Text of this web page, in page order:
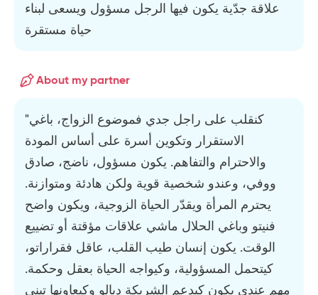
علاقة جدّية يكون فيها الرجل مسؤول ويسعى لبناء
حياة مستقرة
About my partner
"كنقلب على راجل جدي فموضوع الزواج، باغي
الاستقرار وتكوين أسرة على أساس المودة
والاحترام والتفاهم. يكون مسؤول، ناضج، صادق
ووفي، وعندو شخصية قوية ولكن هادئة ومتوازنة.
يحترم المرأة ويقدّر الحياة الزوجية، ويكون واضح
فنيتو وباغي الحلال ماشي علاقات مؤقتة أو تضييع
الوقت. يكون إنسان طيب القلب، عاقل فقراراتو،
كيتحمل المسؤولية، وكيواجه الحياة بعقل وحكمة.
مهم عندي يكون كيدعم الشريكة ديالو وكيعاونها تبني